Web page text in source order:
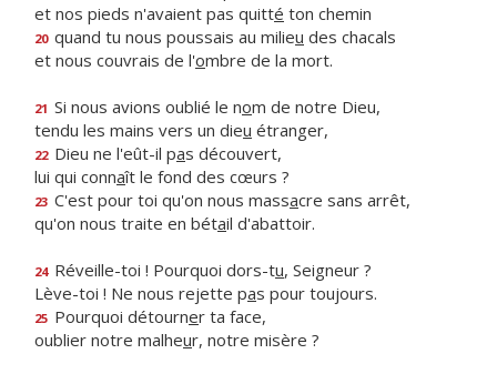
et nos pieds n'avaient pas quitté ton chemin
20 quand tu nous poussais au milieu des chacals
et nous couvrais de l'ombre de la mort.
21 Si nous avions oublié le nom de notre Dieu,
tendu les mains vers un dieu étranger,
22 Dieu ne l'eût-il pas découvert,
lui qui connaît le fond des cœurs ?
23 C'est pour toi qu'on nous massacre sans arrêt,
qu'on nous traite en bétail d'abattoir.
24 Réveille-toi ! Pourquoi dors-tu, Seigneur ?
Lève-toi ! Ne nous rejette pas pour toujours.
25 Pourquoi détourner ta face,
oublier notre malheur, notre misère ?